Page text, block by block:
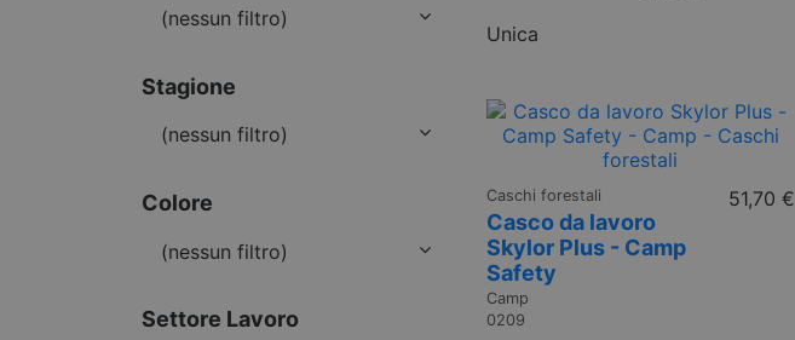
Unica
Caschi forestali
Casco da lavoro
Skylor Plus - Camp
Safety
Camp
0209
51,70 €
(nessun filtro)
Stagione
(nessun filtro)
Colore
(nessun filtro)
Settore Lavoro